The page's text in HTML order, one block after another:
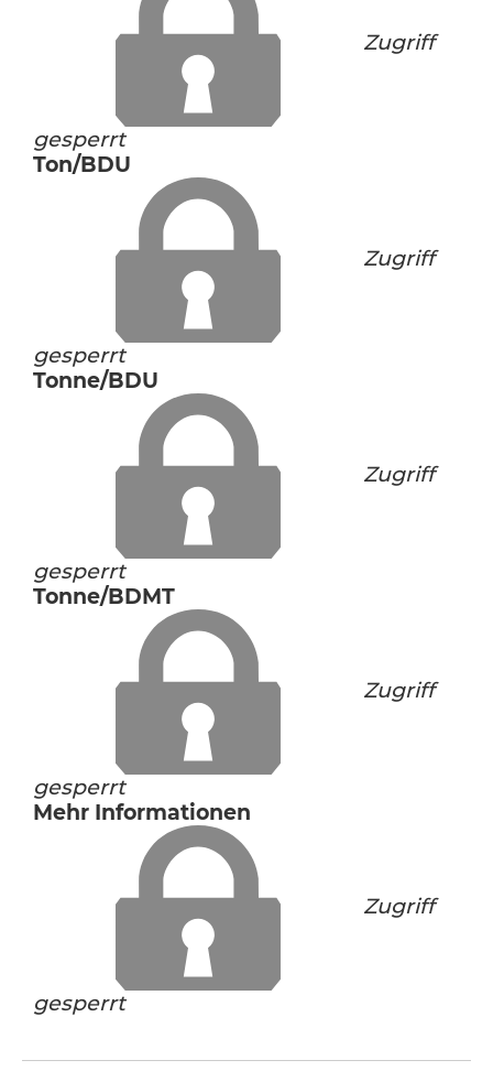
Zugriff
gesperrt
Ton/BDU
Zugriff
gesperrt
Tonne/BDU
Zugriff
gesperrt
Tonne/BDMT
Zugriff
gesperrt
Mehr Informationen
Zugriff
gesperrt